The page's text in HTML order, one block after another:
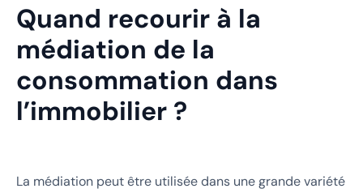
Quand recourir à la
médiation de la
consommation dans
l’immobilier ?
La médiation peut être utilisée dans une grande variété